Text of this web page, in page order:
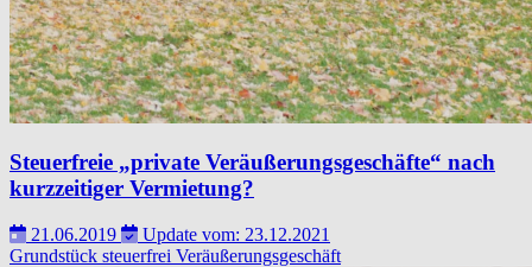
Steuerfreie „private Veräußerungsgeschäfte“ nach
kurzzeitiger Vermietung?
21.06.2019
Update vom: 23.12.2021
Grundstück steuerfrei Veräußerungsgeschäft